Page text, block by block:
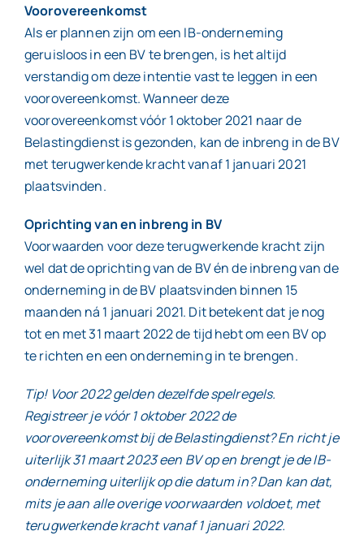
Voorovereenkomst
Als er plannen zijn om een IB-onderneming
geruisloos in een BV te brengen, is het altijd
verstandig om deze intentie vast te leggen in een
voorovereenkomst. Wanneer deze
voorovereenkomst vóór 1 oktober 2021 naar de
Belastingdienst is gezonden, kan de inbreng in de BV
met terugwerkende kracht vanaf 1 januari 2021
plaatsvinden.
Oprichting van en inbreng in BV
Voorwaarden voor deze terugwerkende kracht zijn
wel dat de oprichting van de BV én de inbreng van de
onderneming in de BV plaatsvinden binnen 15
maanden ná 1 januari 2021. Dit betekent dat je nog
tot en met 31 maart 2022 de tijd hebt om een BV op
te richten en een onderneming in te brengen.
Tip! Voor 2022 gelden dezelfde spelregels.
Registreer je vóór 1 oktober 2022 de
voorovereenkomst bij de Belastingdienst? En richt je
uiterlijk 31 maart 2023 een BV op en brengt je de IB-
onderneming uiterlijk op die datum in? Dan kan dat,
mits je aan alle overige voorwaarden voldoet, met
terugwerkende kracht vanaf 1 januari 2022.